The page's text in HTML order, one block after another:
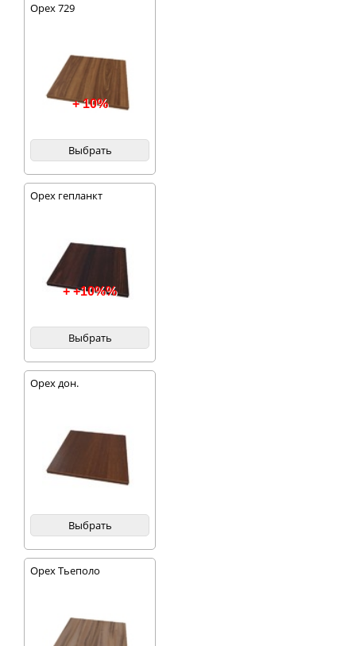
Орех 729
+ 10%
Выбрать
Орех гепланкт
+ +10%%
Выбрать
Орех дон.
Выбрать
Орех Тьеполо